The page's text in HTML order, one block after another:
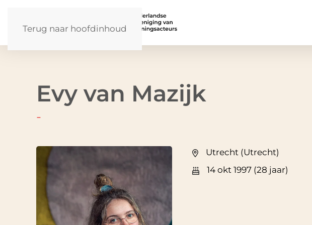
Terug naar hoofdinhoud
Evy van Mazijk
-
Utrecht (Utrecht)
14 okt 1997 (28 jaar)